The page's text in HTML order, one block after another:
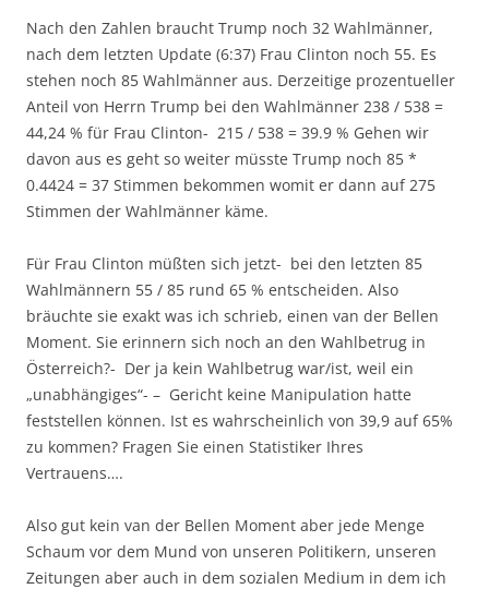
Nach den Zahlen braucht Trump noch 32 Wahlmänner,
nach dem letzten Update (6:37) Frau Clinton noch 55. Es
stehen noch 85 Wahlmänner aus. Derzeitige prozentueller
Anteil von Herrn Trump bei den Wahlmänner 238 / 538 =
44,24 % für Frau Clinton- 215 / 538 = 39.9 % Gehen wir
davon aus es geht so weiter müsste Trump noch 85 *
0.4424 = 37 Stimmen bekommen womit er dann auf 275
Stimmen der Wahlmänner käme.
Für Frau Clinton müßten sich jetzt- bei den letzten 85
Wahlmännern 55 / 85 rund 65 % entscheiden. Also
bräuchte sie exakt was ich schrieb, einen van der Bellen
Moment. Sie erinnern sich noch an den Wahlbetrug in
Österreich?- Der ja kein Wahlbetrug war/ist, weil ein
„unabhängiges“- – Gericht keine Manipulation hatte
feststellen können. Ist es wahrscheinlich von 39,9 auf 65%
zu kommen? Fragen Sie einen Statistiker Ihres
Vertrauens….
Also gut kein van der Bellen Moment aber jede Menge
Schaum vor dem Mund von unseren Politikern, unseren
Zeitungen aber auch in dem sozialen Medium in dem ich